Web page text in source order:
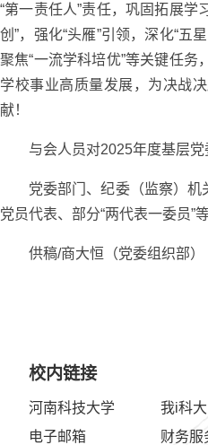
“第一责任人”责任，巩固拓展学
创”，强化“头雁”引领，深化“
聚焦“一流学科培优”等关键任
学校事业高质量发展，为决战
献！
与会人员对2025年度基层
党委部门、纪委（监察）
党员代表、部分“两代表一委员”
供稿/商大恒（党委组织部
校内链接
河南科技大学 我i科大
电子邮箱
财务服